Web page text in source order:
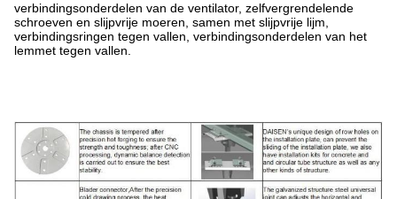
verbindingsonderdelen van de ventilator, zelfvergrendelende
schroeven en slijpvrije moeren, samen met slijpvrije lijm,
verbindingsringen tegen vallen, verbindingsonderdelen van het
lemmet tegen vallen.